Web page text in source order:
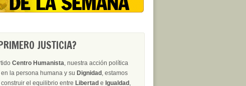
JUSTICIA?
Centro Humanista, nuestra acción política
la persona humana y su Dignidad , estamos
el equilibrio entre Libertad e Igualdad ,